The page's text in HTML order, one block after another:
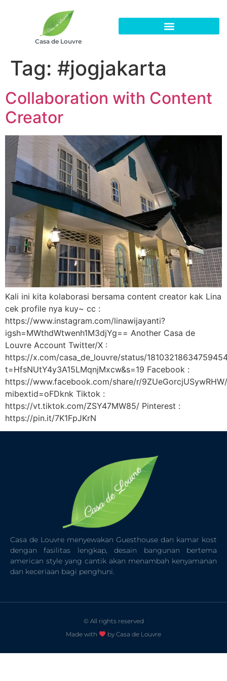
Casa de Louvre
Tag: #jogjakarta
Collaboration with Content
Creator
Kali ini kita kolaborasi bersama content creator kak Lina
cek profile nya kuy~ cc :
https://www.instagram.com/linawijayanti?
igsh=MWthdWtwenh1M3djYg== Another Casa de
Louvre Account Twitter/X :
https://x.com/casa_de_louvre/status/
t=HfsNUtY4y3A15LMqnjMxcw&s=19 Facebook :
https://www.facebook.com/share/r/
mibextid=oFDknk Tiktok :
https://vt.tiktok.com/ZSY47MW85/ Pinterest :
https://pin.it/7K1FpJKrN
Casa de Louvre menyewakan Guesthouse dan kamar kost
dengan fasilitas lengkap, desain bangunan bertema
american style yang cantik akan menambah kenyamanan
dan keceriaan bagi penghuni.
© All rights reserved
Made with
by Casa de Louvre